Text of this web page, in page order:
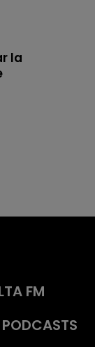
la
FM
PODCASTS